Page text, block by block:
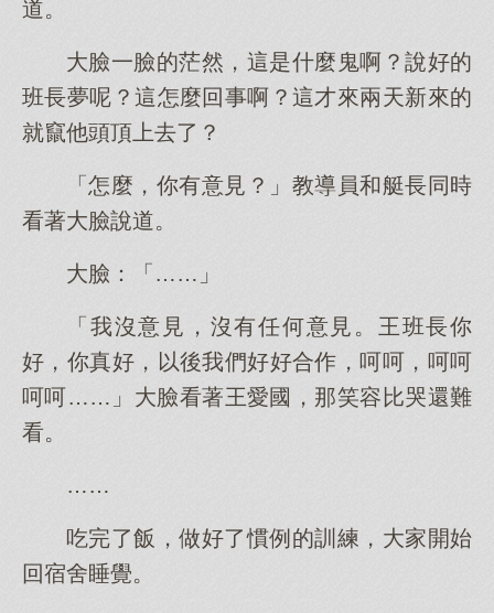
道。
大臉一臉的茫然，這是什麼鬼啊？說好的
班長夢呢？這怎麼回事啊？這才來兩天新來的
就竄他頭頂上去了？
「怎麼，你有意見？」教導員和艇長同時
看著大臉說道。
大臉：「……」
「我沒意見，沒有任何意見。王班長你
好，你真好，以後我們好好合作，呵呵，呵呵
呵呵……」大臉看著王愛國，那笑容比哭還難
看。
……
吃完了飯，做好了慣例的訓練，大家開始
回宿舍睡覺。